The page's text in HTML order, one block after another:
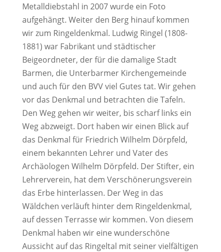
Metalldiebstahl in 2007 wurde ein Foto
aufgehängt. Weiter den Berg hinauf kommen
wir zum Ringeldenkmal. Ludwig Ringel (1808-
1881) war Fabrikant und städtischer
Beigeordneter, der für die damalige Stadt
Barmen, die Unterbarmer Kirchengemeinde
und auch für den BVV viel Gutes tat. Wir gehen
vor das Denkmal und betrachten die Tafeln.
Den Weg gehen wir weiter, bis scharf links ein
Weg abzweigt. Dort haben wir einen Blick auf
das Denkmal für Friedrich Wilhelm Dörpfeld,
einem bekannten Lehrer und Vater des
Archäologen Wilhelm Dörpfeld. Der Stifter, ein
Lehrerverein, hat dem Verschönerungsverein
das Erbe hinterlassen. Der Weg in das
Wäldchen verläuft hinter dem Ringeldenkmal,
auf dessen Terrasse wir kommen. Von diesem
Denkmal haben wir eine wunderschöne
Aussicht auf das Ringeltal mit seiner vielfältigen